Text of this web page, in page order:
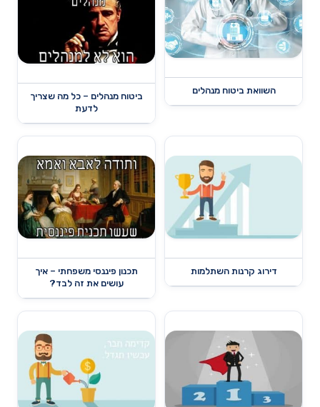
השוואת ביטוח מנהלים
ביטוח מנהלים – כל מה שצריך
לדעת
דירוג קרנות השתלמות
תכנון פיננסי משפחתי – איך
עושים את זה לבד?